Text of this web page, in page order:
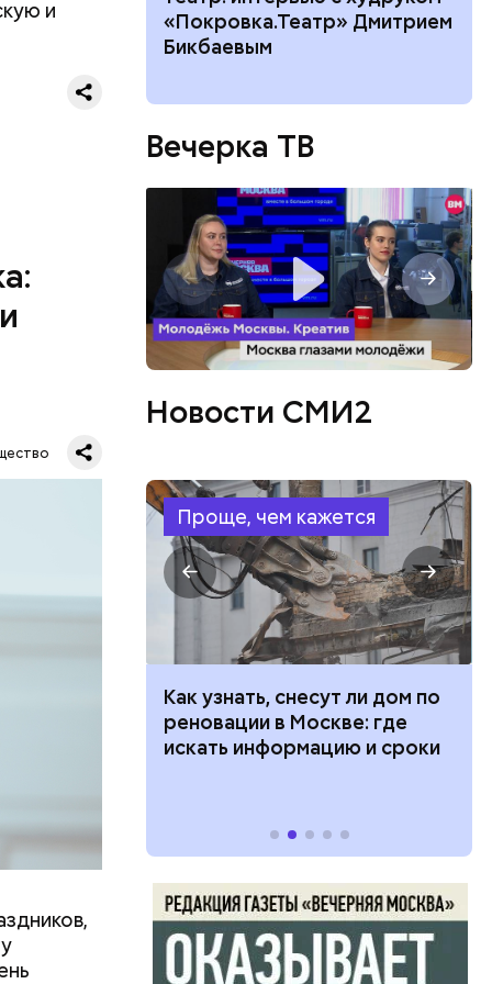
и
и
у
и
«Покровка.Театр» Дмитрием
Бикбаевым
Вечерка ТВ
Новости СМИ2
Проще, чем кажется
тысяч
при
кто может
Как узнать, снесут ли дом по
реновации в Москве: где
искать информацию и сроки